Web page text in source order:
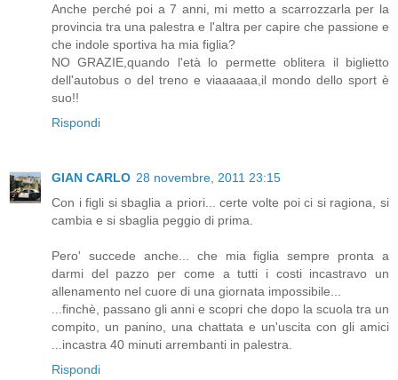
Anche perché poi a 7 anni, mi metto a scarrozzarla per la
provincia tra una palestra e l'altra per capire che passione e
che indole sportiva ha mia figlia?
NO GRAZIE,quando l'età lo permette oblitera il biglietto
dell'autobus o del treno e viaaaaaa,il mondo dello sport è
suo!!
Rispondi
GIAN CARLO 28 novembre, 2011 23:15
Con i figli si sbaglia a priori... certe volte poi ci si ragiona, si
cambia e si sbaglia peggio di prima.
Pero' succede anche... che mia figlia sempre pronta a
darmi del pazzo per come a tutti i costi incastravo un
allenamento nel cuore di una giornata impossibile...
...finchè, passano gli anni e scopri che dopo la scuola tra un
compito, un panino, una chattata e un'uscita con gli amici
...incastra 40 minuti arrembanti in palestra.
Rispondi